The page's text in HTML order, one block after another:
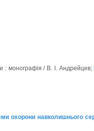
: монографія / В. І. Андрейцев;
охорони навколишнього